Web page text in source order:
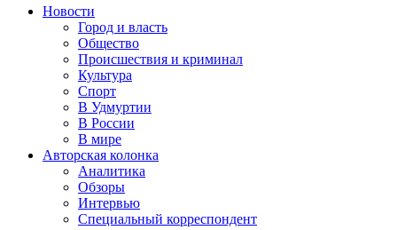
Новости
Город и власть
Общество
Происшествия и криминал
Культура
Спорт
В Удмуртии
В России
В мире
Авторская колонка
Аналитика
Обзоры
Интервью
Специальный корреспондент